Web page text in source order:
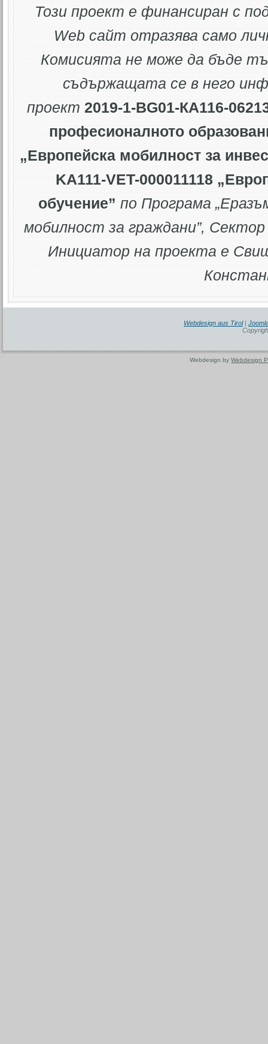
Този проект е финансиран с
Web сайт отразява само
Комисията не може да бъде
съдържащата се в него
проект2019-1-BG01-КА116-
професионалното
„Европейска мобилност за
KA111-VET-000011118
обучение”по Програма
мобилност за граждани”, Сектор
Инициатор на проекта е
Webdesign aus Tirol|
Webdesign byWebdesign